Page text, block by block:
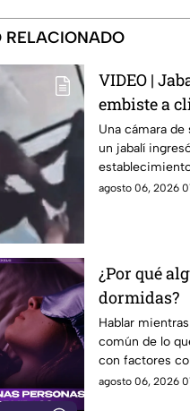
RELACIONADO
VIDEO |
embiste a
negocio
Una cámara
un jabalí
dejó a un
agosto 06, 2026
¿Por qué
dormidas?
Hablar
común de lo
con factores
ciertas etapas
agosto 06, 2026